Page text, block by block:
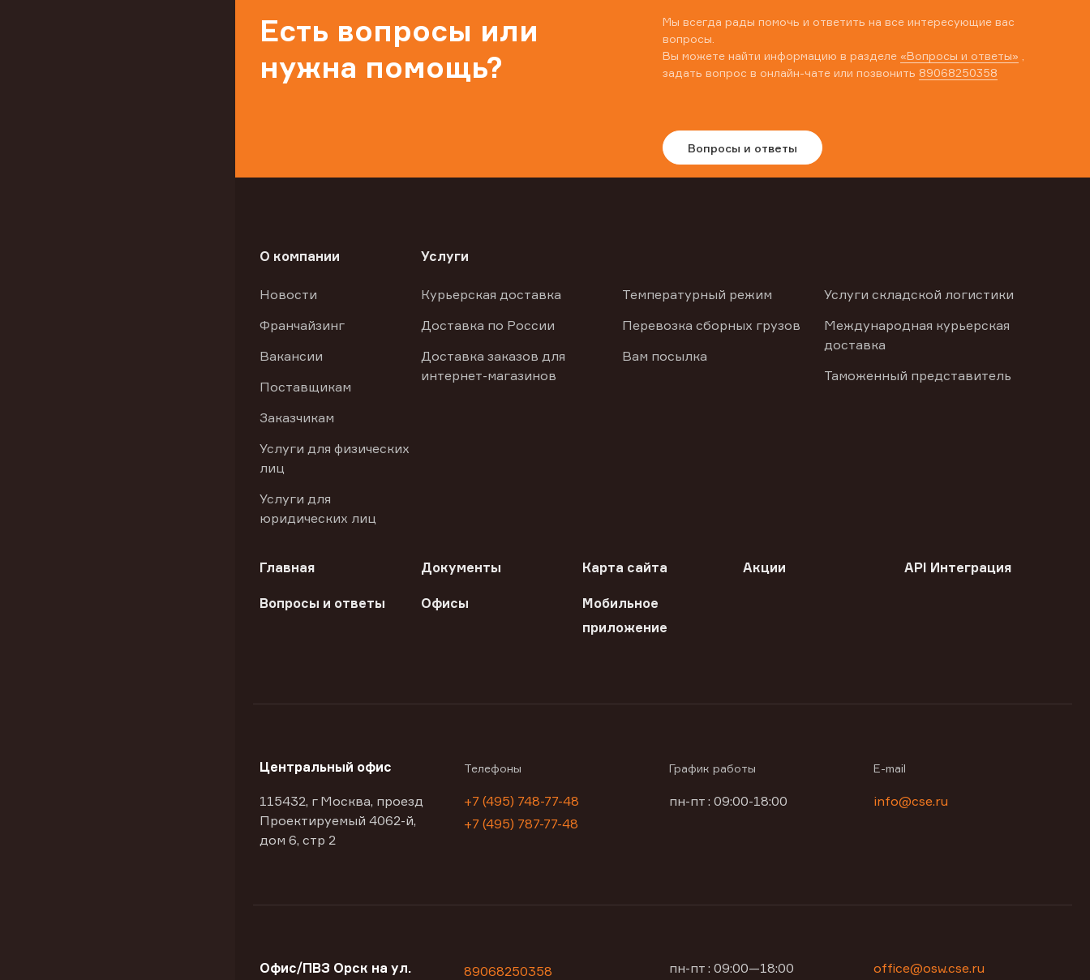
Есть вопросы или
нужна помощь?
Мы всегда рады помочь и ответить на все интересующие вас
вопросы.
Вы можете найти информацию в разделе «Вопросы и ответы»
задать вопрос в онлайн-чате или позвонить 89068250358
Вопросы и ответы
О компании
Новости
Франчайзинг
Вакансии
Поставщикам
Заказчикам
Услуги для физических
лиц
Услуги для
юридических лиц
Услуги
Курьерская доставка
Доставка по России
Доставка заказов для
интернет-магазинов
Температурный режим
Перевозка сборных грузов
Вам посылка
Услуги складской логистики
Международная курьерская
доставка
Таможенный представитель
Главная Документы Карта сайта Акции API Интеграция
Вопросы и ответы Офисы
Мобильное
приложение
Центральный офис
115432, г Москва, проезд
Проектируемый 4062-й,
дом 6, стр 2
Телефоны
+7 (495) 748-77-48
+7 (495) 787-77-48
График работы
пн-пт : 09:00-18:00
E-mail
info@cse.ru
Офис/ПВЗ Орск на ул. 89068250358 пн-пт : 09:00—18:00 office@osw.cse.ru